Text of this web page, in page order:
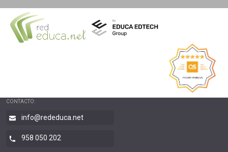
CONTACTO:
info@rededuca.net
958 050 202